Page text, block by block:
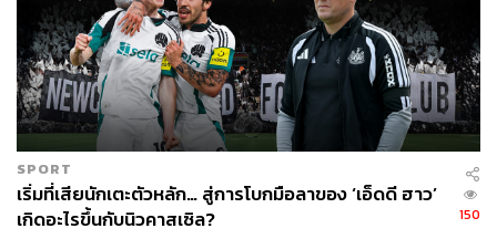
ดีลนี้ทำให้ Sky สามารถเข้าถึงลิขสิทธิ์ถ่ายทอดสดพรีเมียร์
ลีก, ยูฟ่าแชมเปียนส์ลีก และยูโรปาลีกของ BT ซึ่งแฟนกีฬา
สามารถรับชมได้ผ่านการซื้อแพ็กเกจของ Sky
เช่นเดียวกัน BT สามารถเข้าถึงช่องของ Now TV ที่ประกอบ
ไปด้วย Sky Atlantic, Sky One, Sky Living, Sky Sports และ
Sky Cinema รวมถึง BT จะร่วมขาย Now TV ของ Sky อีก
ด้วย
SPORT
เริ่มที่เสียนักเตะตัวหลัก… สู่การโบกมือลาของ ‘เอ็ดดี ฮาว’
เกิดอะไรขึ้นกับนิวคาสเซิล?
150